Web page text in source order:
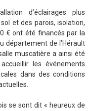
d’éclairages plus
et des parois, isolation,
€ ont été financés par la
département de l’Hérault
muscatière a ainsi été
les événements
dans des conditions
se sont dit « heureux de